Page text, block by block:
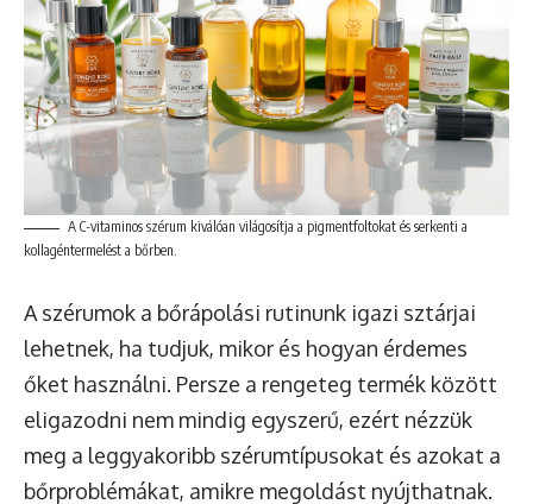
A C-vitaminos szérum kiválóan világosítja a pigmentfoltokat és serkenti a
kollagéntermelést a bőrben.
A szérumok a bőrápolási rutinunk igazi sztárjai
lehetnek, ha tudjuk, mikor és hogyan érdemes
őket használni. Persze a rengeteg termék között
eligazodni nem mindig egyszerű, ezért nézzük
meg a leggyakoribb szérumtípusokat és azokat a
bőrproblémákat, amikre megoldást nyújthatnak.